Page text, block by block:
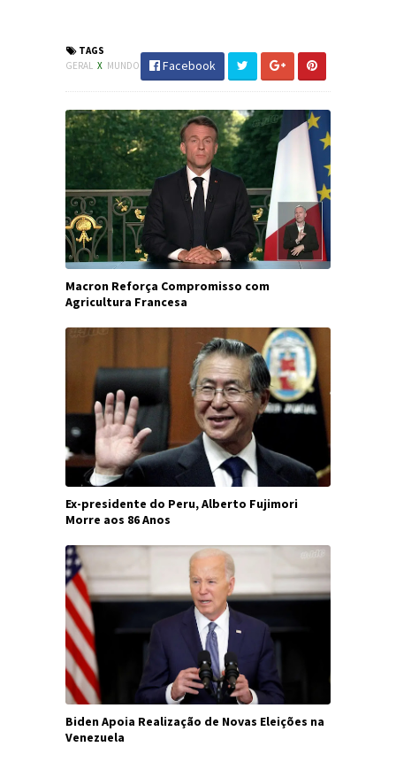
TAGS
GERAL X MUNDO Facebook
Macron Reforça Compromisso com
Agricultura Francesa
Ex-presidente do Peru, Alberto Fujimori
Morre aos 86 Anos
Biden Apoia Realização de Novas Eleições na
Venezuela